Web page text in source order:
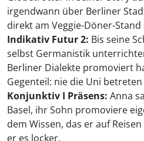
irgendwann über Berliner
direkt am Veggie-Döner-
Indikativ Futur 2: Bis seine
selbst Germanistik
Berliner Dialekte promoviert
Gegenteil: nie die Uni
Konjunktiv I Präsens: Anna
Basel, ihr Sohn promoviere
dem Wissen, das er auf
er es locker.